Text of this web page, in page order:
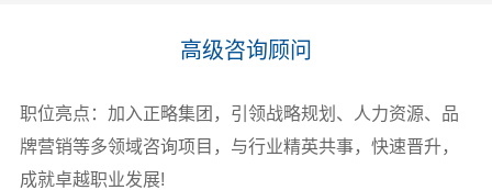
高级咨询顾问
职位亮点：加入正略集团，引领战略规划、人力资源、品
牌营销等多领域咨询项目，与行业精英共事，快速晋升，
成就卓越职业发展!